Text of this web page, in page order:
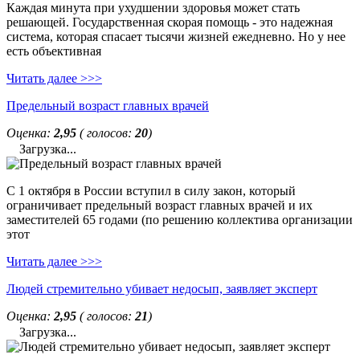
Каждая минута при ухудшении здоровья может стать
решающей. Государственная скорая помощь - это надежная
система, которая спасает тысячи жизней ежедневно. Но у нее
есть объективная
Читать далее >>>
Предельный возраст главных врачей
Оценка: 2,95 ( голосов: 20)
Загрузка...
С 1 октября в России вступил в силу закон, который
ограничивает предельный возраст главных врачей и их
заместителей 65 годами (по решению коллектива организации
этот
Читать далее >>>
Людей стремительно убивает недосып, заявляет эксперт
Оценка: 2,95 ( голосов: 21)
Загрузка...